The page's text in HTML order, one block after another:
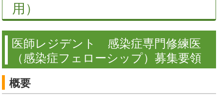
用）
医師レジデント 感染症専門修練医
（感染症フェローシップ）募集要領
概要